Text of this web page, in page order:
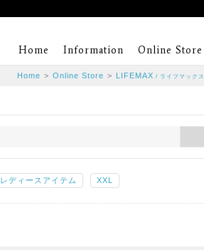
Home Information Online Store
Home > Online Store > LIFEMAX / ライフマックス
レディースアイテム XXL